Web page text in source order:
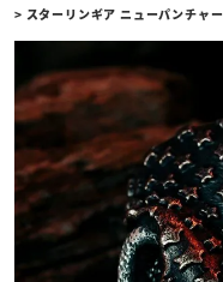
スターリンギア ニューパンチャースリックスターリングw/フラッグフェイス/